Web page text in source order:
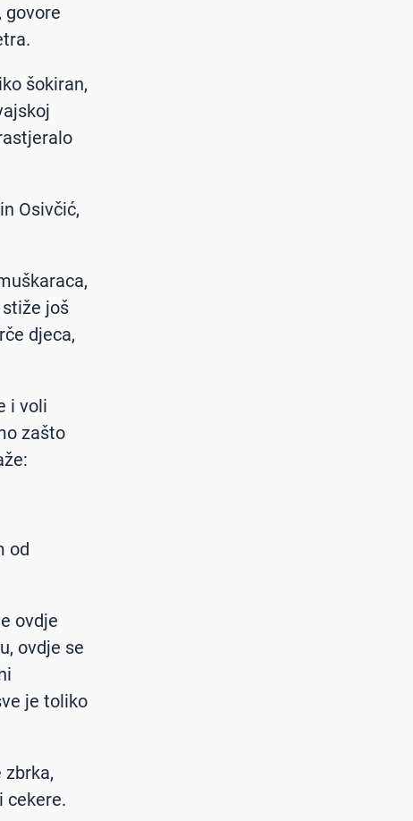
govore
šokiran,
Osivčić,
stiže još
djeca,
i voli
zašto
od
ovdje
ovdje se
je toliko
zbrka,
cekere.